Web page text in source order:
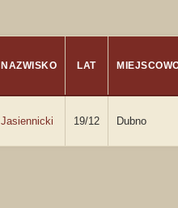
NAZWISKO LAT
Jasiennicki 19/12 Dubno